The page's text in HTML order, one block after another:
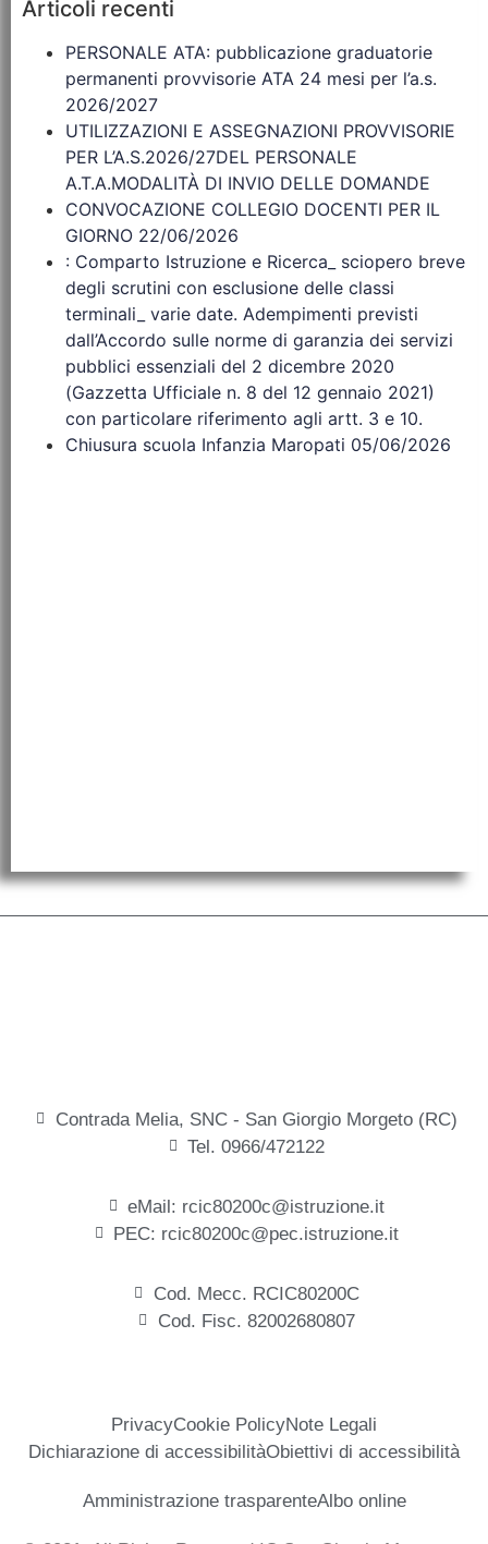
Articoli recenti
PERSONALE ATA: pubblicazione graduatorie
permanenti provvisorie ATA 24 mesi per l’a.s.
2026/2027
UTILIZZAZIONI E ASSEGNAZIONI PROVVISORIE
PER L’A.S.2026/27DEL PERSONALE
A.T.A.MODALITÀ DI INVIO DELLE DOMANDE
CONVOCAZIONE COLLEGIO DOCENTI PER IL
GIORNO 22/06/2026
: Comparto Istruzione e Ricerca_ sciopero breve
degli scrutini con esclusione delle classi
terminali_ varie date. Adempimenti previsti
dall’Accordo sulle norme di garanzia dei servizi
pubblici essenziali del 2 dicembre 2020
(Gazzetta Ufficiale n. 8 del 12 gennaio 2021)
con particolare riferimento agli artt. 3 e 10.
Chiusura scuola Infanzia Maropati 05/06/2026
Contrada Melia, SNC - San Giorgio Morgeto (RC)
Tel. 0966/472122
eMail: rcic80200c@istruzione.it
PEC: rcic80200c@pec.istruzione.it
Cod. Mecc. RCIC80200C
Cod. Fisc. 82002680807
PrivacyCookie PolicyNote Legali
Dichiarazione di accessibilitàObiettivi di accessibilità
Amministrazione trasparenteAlbo online